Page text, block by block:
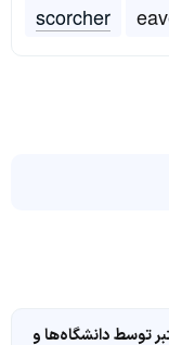
scorcher
توسط دانشگاه‌ها و